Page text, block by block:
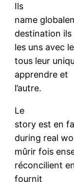
Ils
name
destination
les uns avec
tous leur
apprendre et
l’autre.
Le
story est en
during real
mûrir fois
réconcilient
fournit